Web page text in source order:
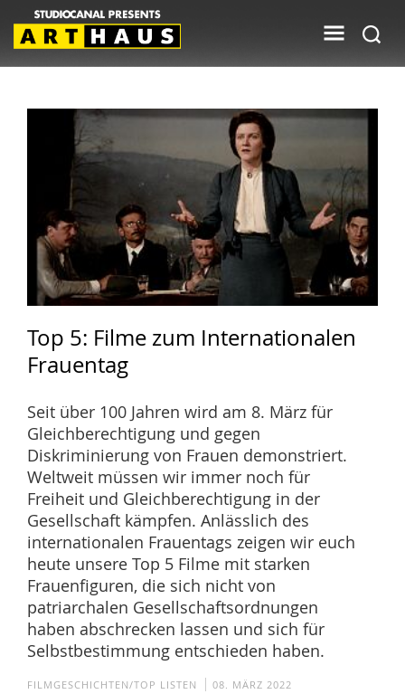
Top 5: Filme zum Internationalen
Frauentag
Seit über 100 Jahren wird am 8. März für
Gleichberechtigung und gegen
Diskriminierung von Frauen demonstriert.
Weltweit müssen wir immer noch für
Freiheit und Gleichberechtigung in der
Gesellschaft kämpfen. Anlässlich des
internationalen Frauentags zeigen wir euch
heute unsere Top 5 Filme mit starken
Frauenfiguren, die sich nicht von
patriarchalen Gesellschaftsordnungen
haben abschrecken lassen und sich für
Selbstbestimmung entschieden haben.
FILMGESCHICHTEN/TOP LISTEN 08. MÄRZ 2022